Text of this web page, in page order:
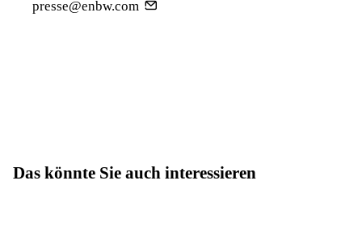
presse@enbw.com
Das könnte Sie auch interessieren